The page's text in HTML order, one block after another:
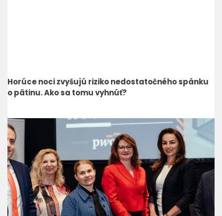
Horúce noci zvyšujú riziko nedostatočného spánku
o pätinu. Ako sa tomu vyhnúť?